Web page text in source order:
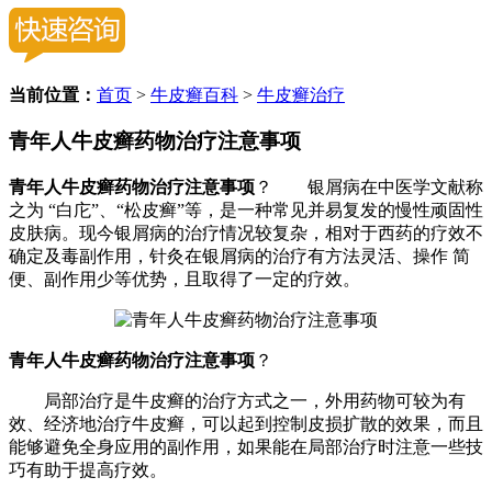
当前位置： 首页 > 牛皮癣百科 > 牛皮癣治疗
青年人牛皮癣药物治疗注意事项
青年人牛皮癣药物治疗注意事项 ？ 银屑病在中医学文献称
之为 “白庀”、“松皮癣”等，是一种常见并易复发的慢性顽固性
皮肤病。现今银屑病的治疗情况较复杂，相对于西药的疗效不
确定及毒副作用，针灸在银屑病的治疗有方法灵活、操作 简
便、副作用少等优势，且取得了一定的疗效。
青年人牛皮癣药物治疗注意事项 ？
局部治疗是牛皮癣的治疗方式之一，外用药物可较为有
效、经济地治疗牛皮癣，可以起到控制皮损扩散的效果，而且
能够避免全身应用的副作用，如果能在局部治疗时注意一些技
巧有助于提高疗效。